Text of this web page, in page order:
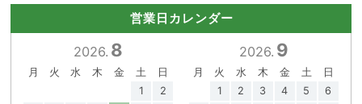
営業日カレンダー
2026. 8
月 火 水 木 金 土
日
1
2
2026. 9
月 火 水 木 金 土
日
1
2 3 4 5
6